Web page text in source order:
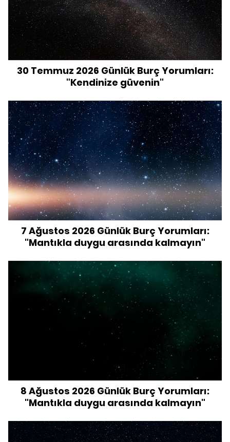
30 Temmuz 2026 Günlük Burç Yorumları:
"Kendinize güvenin"
7 Ağustos 2026 Günlük Burç Yorumları:
"Mantıkla duygu arasında kalmayın"
8 Ağustos 2026 Günlük Burç Yorumları:
"Mantıkla duygu arasında kalmayın"